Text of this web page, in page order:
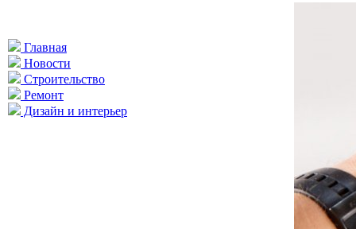
Главная
Новости
Строительство
Ремонт
Дизайн и интерьер